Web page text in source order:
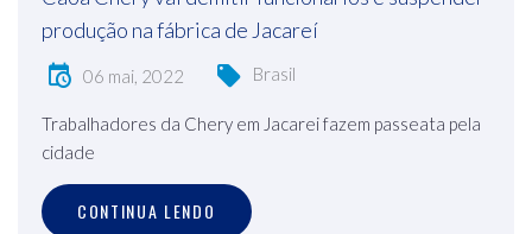
produção na fábrica de Jacareí
06 mai, 2022 Brasil
Trabalhadores da Chery em Jacarei fazem passeata pela
cidade
CONTINUA LENDO